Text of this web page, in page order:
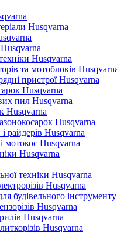
Husqvarna
Husqvarna
та мотоблоків
пристрої Husqvarna
Husqvarna
пил Husqvarna
Husqvarna
Husqvarna
райдерів Husqvarna
мотокос Husqvarna
Husqvarna
техніки Husqvarna
Husqvarna
будівельного
Husqvarna
Husqvarna
Husqvarna